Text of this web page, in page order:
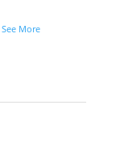
See More